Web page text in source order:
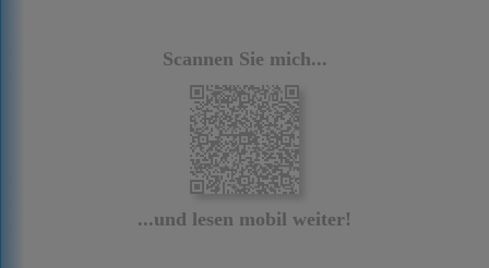
Scannen Sie mich...
...und lesen mobil weiter!